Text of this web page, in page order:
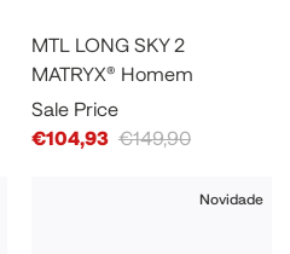
MTL LONG SKY 2
MATRYX® Homem
Sale Price
€104,93 €149,90
Novidade